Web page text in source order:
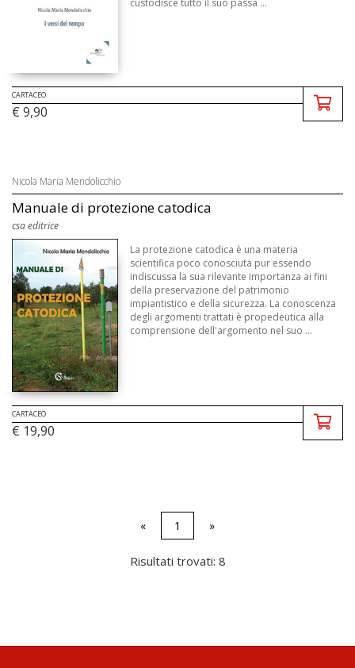
CARTACEO
€ 9,90
Nicola Maria Mendolicchio
Manuale di protezione catodica
csa editrice
La protezione catodica è una materia
scientifica poco conosciuta pur essendo
indiscussa la sua rilevante importanza ai fini
della preservazione del patrimonio
impiantistico e della sicurezza. La conoscenza
degli argomenti trattati è propedeutica alla
comprensione dell'argomento nel suo ...
CARTACEO
€ 19,90
« 1 »
Risultati trovati: 8